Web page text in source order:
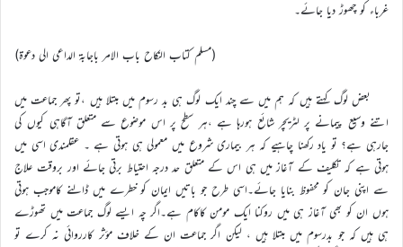
غرباء کو چھوڑ دیا جائے۔
(مسلم کتاب النکاح باب الامر باجابۃ الداعی الی دعوۃ)
بعض لوگ کہتے ہیں کہ ہم میں سے چند ایک لوگ ہی بد رسوم میں مبتلا ہیں ،تو پھر جماعت میں
اتنے وسیع پیمانے پر لٹریچر شائع ہورہا ہے ،ہر سطح پر اس موضوع سے متعلق آگاہی کیوں کی
جارہی ہے؟ تو یاد رکھنا چاہیے کہ ہر بیماری شروع میں معمولی ہی ہوتی ہے ۔ عقلمندی اسی میں
ہوتی ہے کہ تکلیف کے آغاز میں ہی اس کے متعلق حد درجہ احتیاط برتی جائے اور بروقت علاج
سے اپنی جان کو محفوظ بنایا جائے۔اسی طرح جو باتیں ایمان کو خطرے میں ڈالنے کاموجب ہوتی
ہوں ان کو بھی آغاز ہی میں روکنا ایک مومن کاکام ہے۔اگر چہ ایسے لوگ جماعت میں تھوڑے
ہی ہیں کہ جو بدرسوم میں مبتلا ہیں ، لیکن اگر جماعت ان کے خلاف مؤثر کارروائی نہ کرے تو